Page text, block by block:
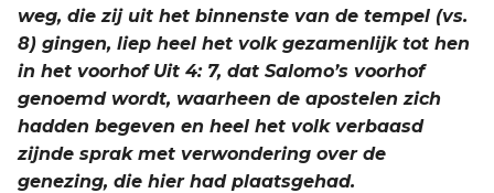
weg, die zij uit het binnenste van de tempel (vs.
8) gingen, liep heel het volk gezamenlijk tot hen
in het voorhof Uit 4: 7, dat Salomo’s voorhof
genoemd wordt, waarheen de apostelen zich
hadden begeven en heel het volk verbaasd
zijnde sprak met verwondering over de
genezing, die hier had plaatsgehad.